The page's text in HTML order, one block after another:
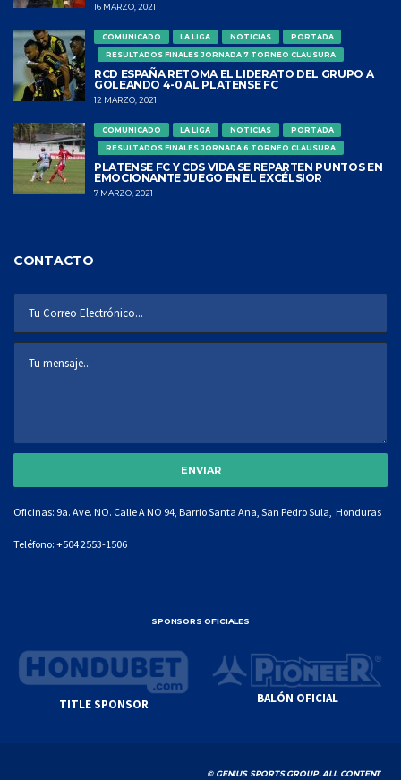
16 MARZO, 2021
COMUNICADO LA LIGA NOTICIAS
PORTADA
RESULTADOS FINALES JORNADA 7 TORNEO CLAUSURA
RCD ESPAÑA RETOMA EL LIDERATO DEL GRUPO A
GOLEANDO 4-0 AL PLATENSE FC
12 MARZO, 2021
COMUNICADO LA LIGA NOTICIAS
PORTADA
RESULTADOS FINALES JORNADA 6 TORNEO CLAUSURA
PLATENSE FC Y CDS VIDA SE REPARTEN PUNTOS EN
EMOCIONANTE JUEGO EN EL EXCÉLSIOR
7 MARZO, 2021
CONTACTO
Oficinas: 9a. Ave. NO. Calle A NO 94, Barrio Santa Ana, San Pedro Sula, Honduras
Teléfono: +504 2553-1506
SPONSORS OFICIALES
TITLE SPONSOR BALÓN OFICIAL
© GENIUS SPORTS GROUP. ALL CONTENT